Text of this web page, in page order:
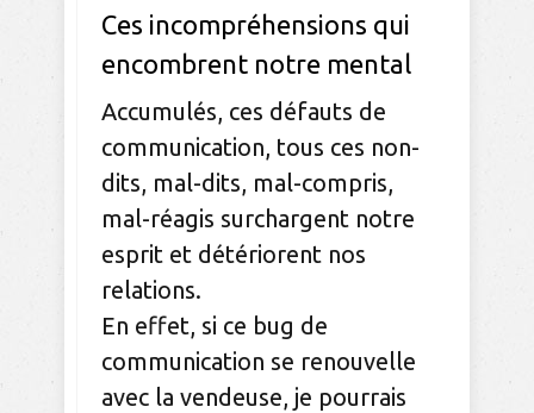
Ces incompréhensions qui
encombrent notre mental
Accumulés, ces défauts de
communication, tous ces non-
dits, mal-dits, mal-compris,
mal-réagis surchargent notre
esprit et détériorent nos
relations.
En effet, si ce bug de
communication se renouvelle
avec la vendeuse, je pourrais